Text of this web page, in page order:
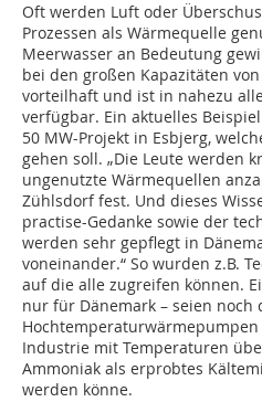
Oft werden Luft oder
Prozessen als Wärmequelle
Meerwasser an Bedeutung
bei den großen Kapazitäten
vorteilhaft und ist in nahezu
verfügbar. Ein aktuelles
50 MW-Projekt in Esbjerg,
gehen soll. „Die Leute werden
ungenutzte Wärmequellen
Zühlsdorf fest. Und dieses
practise-Gedanke sowie der
werden sehr gepflegt in
voneinander.“ So wurden z.B.
auf die alle zugreifen können.
nur für Dänemark – seien noch
Industrie mit Temperaturen
Ammoniak als erprobtes
werden könne.